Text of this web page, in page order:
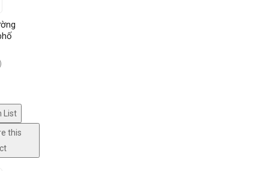
List
this